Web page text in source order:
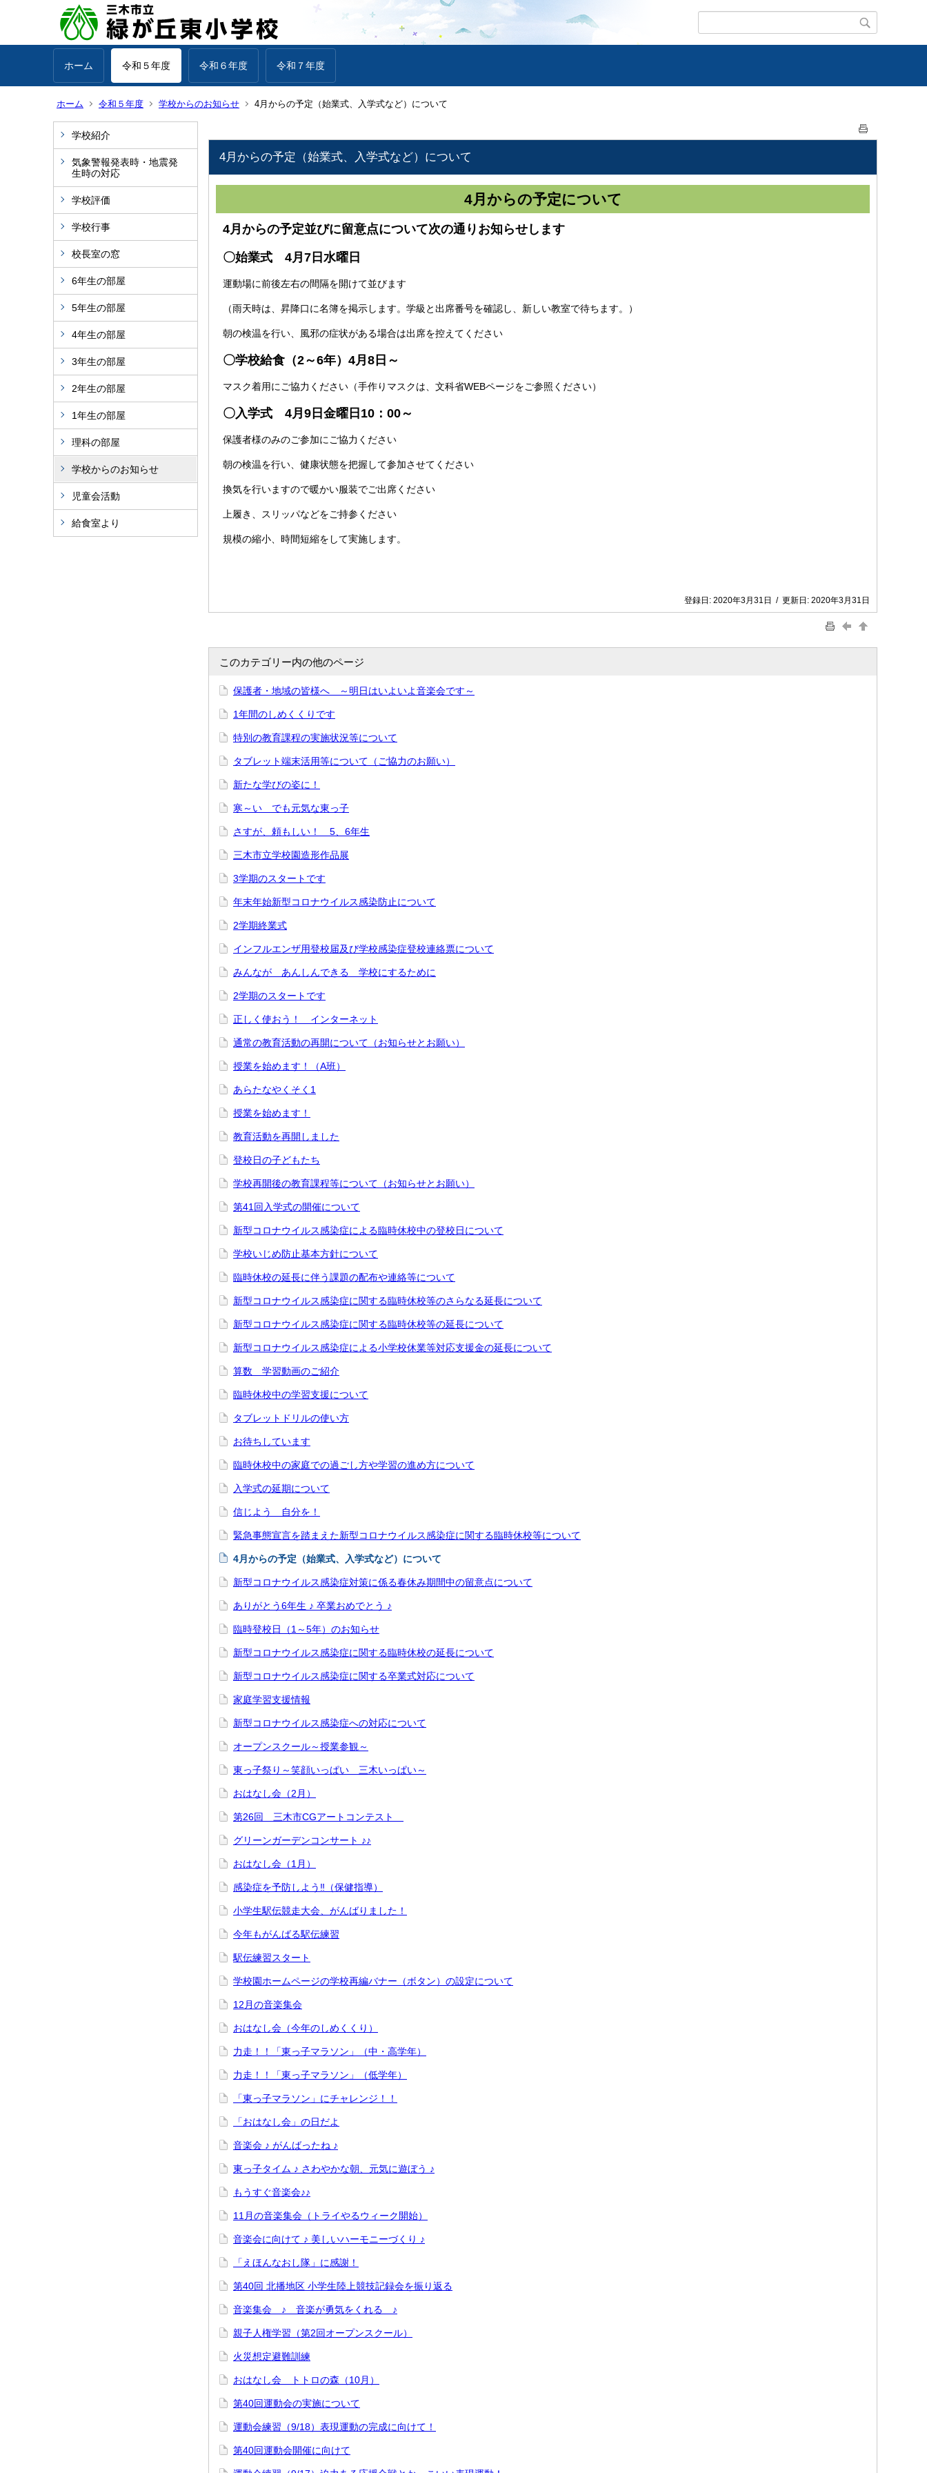
ホーム 令和５年度 令和６年度 令和７年度
ホーム 令和５年度 学校からのお知らせ 4月からの予定（始業式、入学式など）について
学校紹介
気象警報発表時・地震発
生時の対応
学校評価
学校行事
校長室の窓
6年生の部屋
5年生の部屋
4年生の部屋
3年生の部屋
2年生の部屋
1年生の部屋
理科の部屋
学校からのお知らせ
児童会活動
給食室より
4月からの予定（始業式、入学式など）について
4月からの予定について
4月からの予定並びに留意点について次の通りお知らせします
〇始業式 4月7日水曜日
運動場に前後左右の間隔を開けて並びます
（雨天時は、昇降口に名簿を掲示します。学級と出席番号を確認し、新しい教室で待ちます。）
朝の検温を行い、風邪の症状がある場合は出席を控えてください
〇学校給食（2～6年）4月8日～
マスク着用にご協力ください（手作りマスクは、文科省WEBページをご参照ください）
〇入学式 4月9日金曜日10：00～
保護者様のみのご参加にご協力ください
朝の検温を行い、健康状態を把握して参加させてください
換気を行いますので暖かい服装でご出席ください
上履き、スリッパなどをご持参ください
規模の縮小、時間短縮をして実施します。
登録日: 2020年3月31日 / 更新日: 2020年3月31日
このカテゴリー内の他のページ
保護者・地域の皆様へ ～明日はいよいよ音楽会です～
1年間のしめくくりです
特別の教育課程の実施状況等について
タブレット端末活用等について（ご協力のお願い）
新たな学びの姿に！
寒～い でも元気な東っ子
さすが、頼もしい！ 5、6年生
三木市立学校園造形作品展
3学期のスタートです
年末年始新型コロナウイルス感染防止について
2学期終業式
インフルエンザ用登校届及び学校感染症登校連絡票について
みんなが あんしんできる 学校にするために
2学期のスタートです
正しく使おう！ インターネット
通常の教育活動の再開について（お知らせとお願い）
授業を始めます！（A班）
あらたなやくそく1
授業を始めます！
教育活動を再開しました
登校日の子どもたち
学校再開後の教育課程等について（お知らせとお願い）
第41回入学式の開催について
新型コロナウイルス感染症による臨時休校中の登校日について
学校いじめ防止基本方針について
臨時休校の延長に伴う課題の配布や連絡等について
新型コロナウイルス感染症に関する臨時休校等のさらなる延長について
新型コロナウイルス感染症に関する臨時休校等の延長について
新型コロナウイルス感染症による小学校休業等対応支援金の延長について
算数 学習動画のご紹介
臨時休校中の学習支援について
タブレットドリルの使い方
お待ちしています
臨時休校中の家庭での過ごし方や学習の進め方について
入学式の延期について
信じよう 自分を！
緊急事態宣言を踏まえた新型コロナウイルス感染症に関する臨時休校等について
4月からの予定（始業式、入学式など）について
新型コロナウイルス感染症対策に係る春休み期間中の留意点について
ありがとう6年生 ♪ 卒業おめでとう ♪
臨時登校日（1～5年）のお知らせ
新型コロナウイルス感染症に関する臨時休校の延長について
新型コロナウイルス感染症に関する卒業式対応について
家庭学習支援情報
新型コロナウイルス感染症への対応について
オープンスクール～授業参観～
東っ子祭り～笑顔いっぱい 三木いっぱい～
おはなし会（2月）
第26回 三木市CGアートコンテスト
グリーンガーデンコンサート ♪♪
おはなし会（1月）
感染症を予防しよう‼（保健指導）
小学生駅伝競走大会、がんばりました！
今年もがんばる駅伝練習
駅伝練習スタート
学校園ホームページの学校再編バナー（ボタン）の設定について
12月の音楽集会
おはなし会（今年のしめくくり）
力走！！「東っ子マラソン」（中・高学年）
力走！！「東っ子マラソン」（低学年）
「東っ子マラソン」にチャレンジ！！
「おはなし会」の日だよ
音楽会 ♪ がんばったね ♪
東っ子タイム ♪ さわやかな朝、元気に遊ぼう ♪
もうすぐ音楽会♪♪
11月の音楽集会（トライやるウィーク開始）
音楽会に向けて ♪ 美しいハーモニーづくり ♪
「えほんなおし隊」に感謝！
第40回 北播地区 小学生陸上競技記録会を振り返る
音楽集会 ♪ 音楽が勇気をくれる ♪
親子人権学習（第2回オープンスクール）
火災想定避難訓練
おはなし会 トトロの森（10月）
第40回運動会の実施について
運動会練習（9/18）表現運動の完成に向けて！
第40回運動会開催に向けて